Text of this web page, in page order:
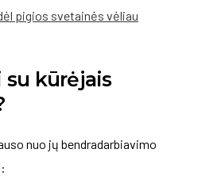
pigios svetainės vėliau
su kūrėjais
nuo jų bendradarbiavimo